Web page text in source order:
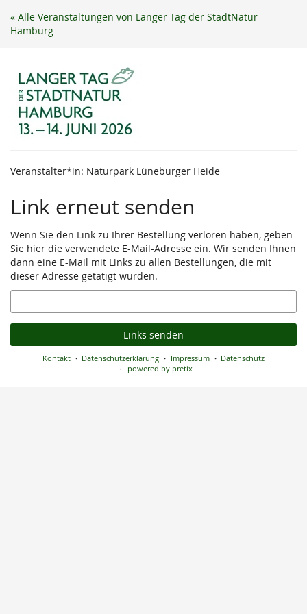
Zum
Haupt-
« Alle Veranstaltungen von Langer Tag der StadtNatur
Hamburg
Veranstalter*in: Naturpark Lüneburger Heide
Link erneut senden
Wenn Sie den Link zu Ihrer Bestellung verloren haben, geben
Sie hier die verwendete E-Mail-Adresse ein. Wir senden Ihnen
dann eine E-Mail mit Links zu allen Bestellungen, die mit
dieser Adresse getätigt wurden.
E-
Mail
Links senden
Kontakt Datenschutzerklärung Impressum
Datenschutz
powered by pretix